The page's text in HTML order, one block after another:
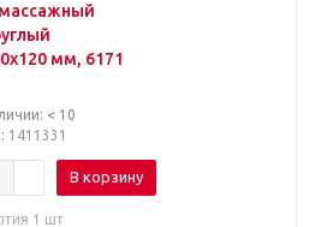
мм, 6171
< 10
: 1411331
В корзину
1 шт